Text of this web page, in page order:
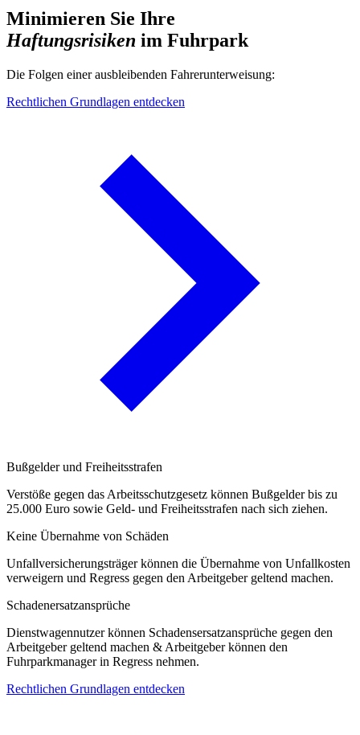
Minimieren Sie Ihre
Haftungsrisiken im Fuhrpark
Die Folgen einer ausbleibenden Fahrerunterweisung:
Rechtlichen Grundlagen entdecken
Bußgelder und Freiheitsstrafen
Verstöße gegen das Arbeitsschutzgesetz können Bußgelder bis zu
25.000 Euro sowie Geld- und Freiheitsstrafen nach sich ziehen.
Keine Übernahme von Schäden
Unfallversicherungsträger können die Übernahme von Unfallkosten
verweigern und Regress gegen den Arbeitgeber geltend machen.
Schadenersatzansprüche
Dienstwagennutzer können Schadensersatzansprüche gegen den
Arbeitgeber geltend machen & Arbeitgeber können den
Fuhrparkmanager in Regress nehmen.
Rechtlichen Grundlagen entdecken